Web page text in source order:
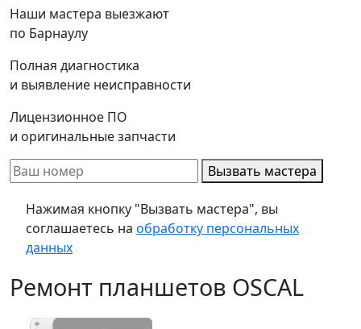
Наши мастера выезжают
по Барнаулу
Полная диагностика
и выявление неисправности
Лицензионное ПО
и оригинальные запчасти
Вызвать мастера
Нажимая кнопку "Вызвать мастера", вы
соглашаетесь на обработку персональных
данных
Ремонт планшетов OSCAL